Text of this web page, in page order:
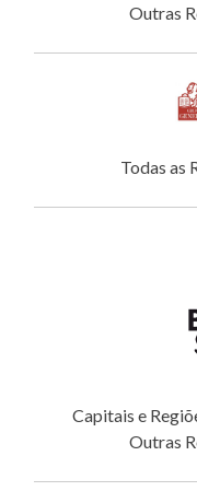
Outras
Todas as
Capitais e
Outras